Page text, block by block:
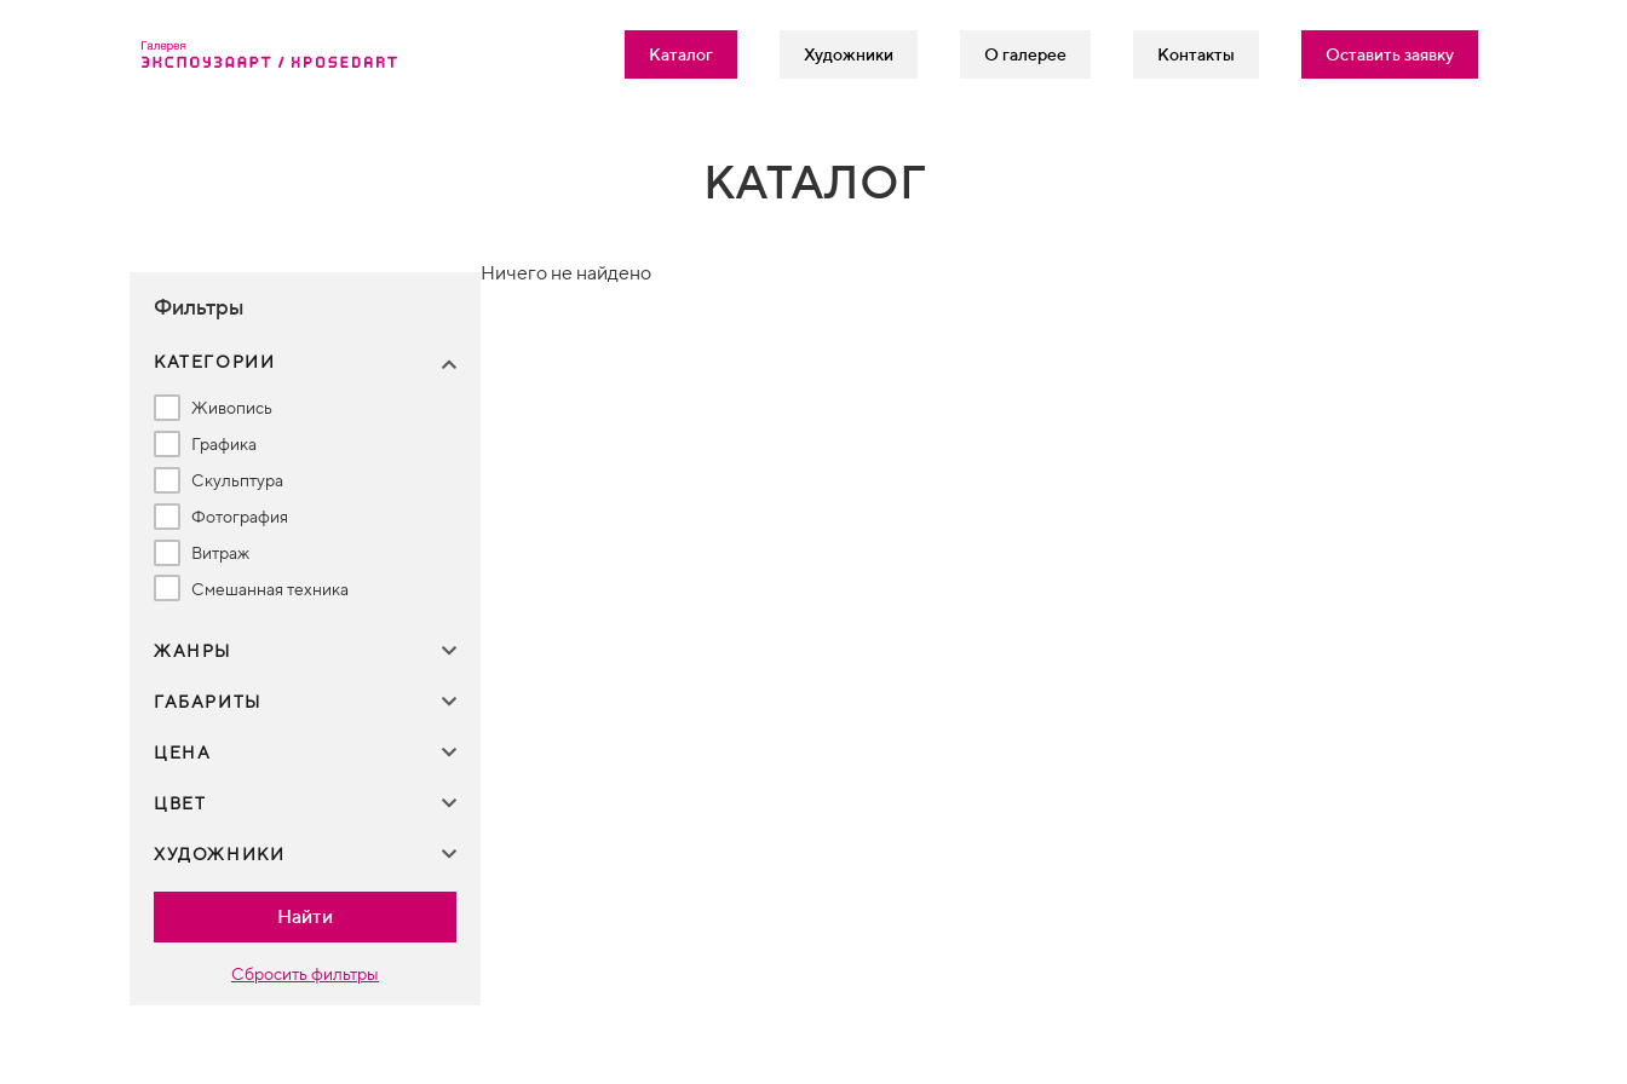
Каталог Художники О галерее Контакты Оставить заявку
КАТАЛОГ
Фильтры
КАТЕГОРИИ
Живопись
Графика
Скульптура
Фотография
Витраж
Смешанная техника
ЖАНРЫ
ГАБАРИТЫ
ЦЕНА
ЦВЕТ
ХУДОЖНИКИ
Найти
Сбросить фильтры
Ничего не найдено